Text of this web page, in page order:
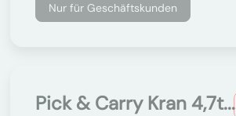
Nur für Geschäftskunden
Pick & Carry Kran 4,7t...